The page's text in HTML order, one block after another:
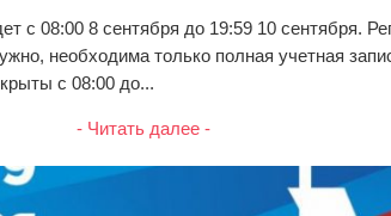
с 08:00 8 сентября до 19:59 10 сентября.
необходима только полная учетная
с 08:00 до...
- Читать далее -